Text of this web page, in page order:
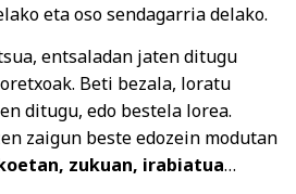
eta oso sendagarria delako.
entsaladan jaten ditugu
Beti bezala, loratu
ditugu, edo bestela lorea.
zaigun beste edozein modutan
zukuan, irabiatua…